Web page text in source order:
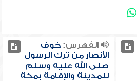
الفهرس:خوف
الأنصار من ترك الرسول
صلى الله عليه وسلم
للمدينة والإقامة بمكة